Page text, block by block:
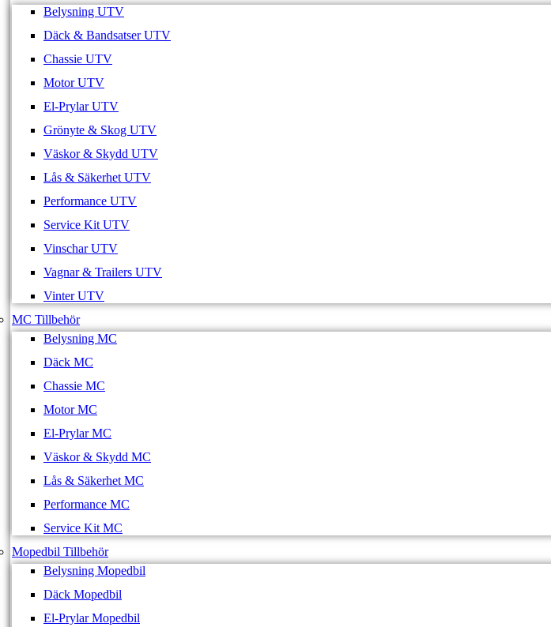
Belysning UTV
Däck & Bandsatser UTV
Chassie UTV
Motor UTV
El-Prylar UTV
Grönyte & Skog UTV
Väskor & Skydd UTV
Lås & Säkerhet UTV
Performance UTV
Service Kit UTV
Vinschar UTV
Vagnar & Trailers UTV
Vinter UTV
MC Tillbehör
Belysning MC
Däck MC
Chassie MC
Motor MC
El-Prylar MC
Väskor & Skydd MC
Lås & Säkerhet MC
Performance MC
Service Kit MC
Mopedbil Tillbehör
Belysning Mopedbil
Däck Mopedbil
El-Prylar Mopedbil